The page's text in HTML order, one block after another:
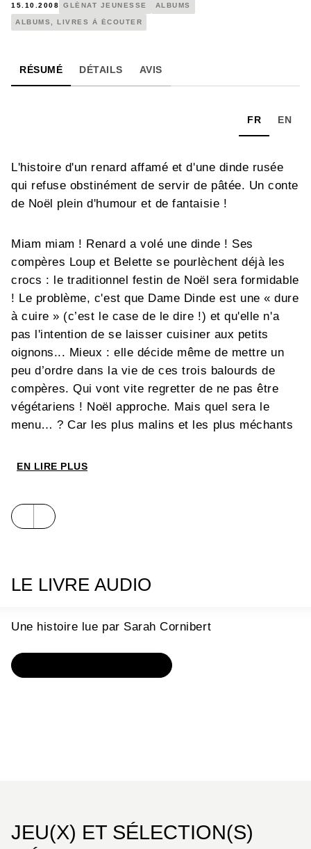
15.10.2008 GLÉNAT JEUNESSE ALBUMS
ALBUMS, LIVRES À ÉCOUTER
RÉSUMÉ DÉTAILS AVIS
FR EN
L'histoire d'un renard affamé et d'une dinde rusée
qui refuse obstinément de servir de pâtée. Un conte
de Noël plein d'humour et de fantaisie !
Miam miam ! Renard a volé une dinde ! Ses
compères Loup et Belette se pourlèchent déjà les
crocs : le traditionnel festin de Noël sera formidable
! Le problème, c'est que Dame Dinde est une « dure
à cuire » (c’est le case de le dire !) et qu'elle n'a
pas l'intention de se laisser cuisiner aux petits
oignons... Mieux : elle décide même de mettre un
peu d’ordre dans la vie de ces trois balourds de
compères. Qui vont vite regretter de ne pas être
végétariens ! Noël approche. Mais quel sera le
menu… ? Car les plus malins et les plus méchants
avec humour et talent par Nathalie Dargent et
EN LIRE PLUS
LE LIVRE AUDIO
Une histoire lue par Sarah Cornibert
JEU(X) ET SÉLECTION(S)